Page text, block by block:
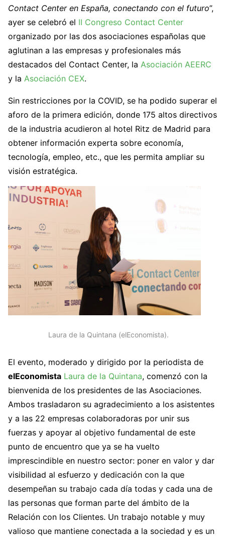
Contact Center en España, conectando con el futuro”,
ayer se celebró el II Congreso Contact Center
organizado por las dos asociaciones españolas que
aglutinan a las empresas y profesionales más
destacados del Contact Center, la Asociación AEERC
y la Asociación CEX.
Sin restricciones por la COVID, se ha podido superar el
aforo de la primera edición, donde 175 altos directivos
de la industria acudieron al hotel Ritz de Madrid para
obtener información experta sobre economía,
tecnología, empleo, etc., que les permita ampliar su
visión estratégica.
Laura de la Quintana (elEconomista).
El evento, moderado y dirigido por la periodista de
elEconomista Laura de la Quintana, comenzó con la
bienvenida de los presidentes de las Asociaciones.
Ambos trasladaron su agradecimiento a los asistentes
y a las 22 empresas colaboradoras por unir sus
fuerzas y apoyar al objetivo fundamental de este
punto de encuentro que ya se ha vuelto
imprescindible en nuestro sector: poner en valor y dar
visibilidad al esfuerzo y dedicación con la que
desempeñan su trabajo cada día todas y cada una de
las personas que forman parte del ámbito de la
Relación con los Clientes. Un trabajo notable y muy
valioso que mantiene conectada a la sociedad y es un